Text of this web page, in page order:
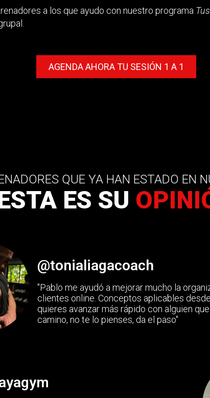
a los que ayudo con nuestro programa
AGENDA AHORA TU SESIÓN 1 A 1
QUE YA HAN ESTADO EN
ES SU
@tonialiagacoach
"Pablo me ayudó a mejorar mucho la
clientes online. Conceptos aplicables
quieres avanzar más rápido con alguien
camino, no te lo pienses, da el paso"